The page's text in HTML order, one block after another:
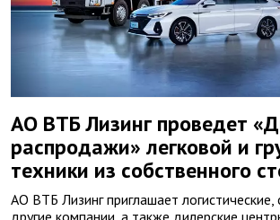
АО ВТБ Лизинг проведет
распродажи» легковой и
техники из собственного
АО ВТБ Лизинг приглашает логистические,